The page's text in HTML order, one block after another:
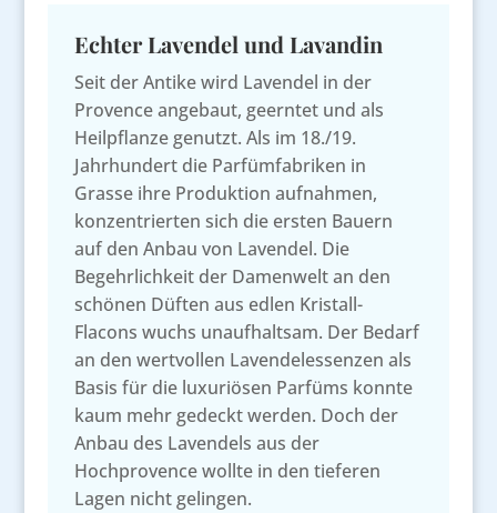
Echter Lavendel und Lavandin
Seit der Antike wird Lavendel in der
Provence angebaut, geerntet und als
Heilpflanze genutzt. Als im 18./19.
Jahrhundert die Parfümfabriken in
Grasse ihre Produktion aufnahmen,
konzentrierten sich die ersten Bauern
auf den Anbau von Lavendel. Die
Begehrlichkeit der Damenwelt an den
schönen Düften aus edlen Kristall-
Flacons wuchs unaufhaltsam. Der Bedarf
an den wertvollen Lavendelessenzen als
Basis für die luxuriösen Parfüms konnte
kaum mehr gedeckt werden. Doch der
Anbau des Lavendels aus der
Hochprovence wollte in den tieferen
Lagen nicht gelingen.